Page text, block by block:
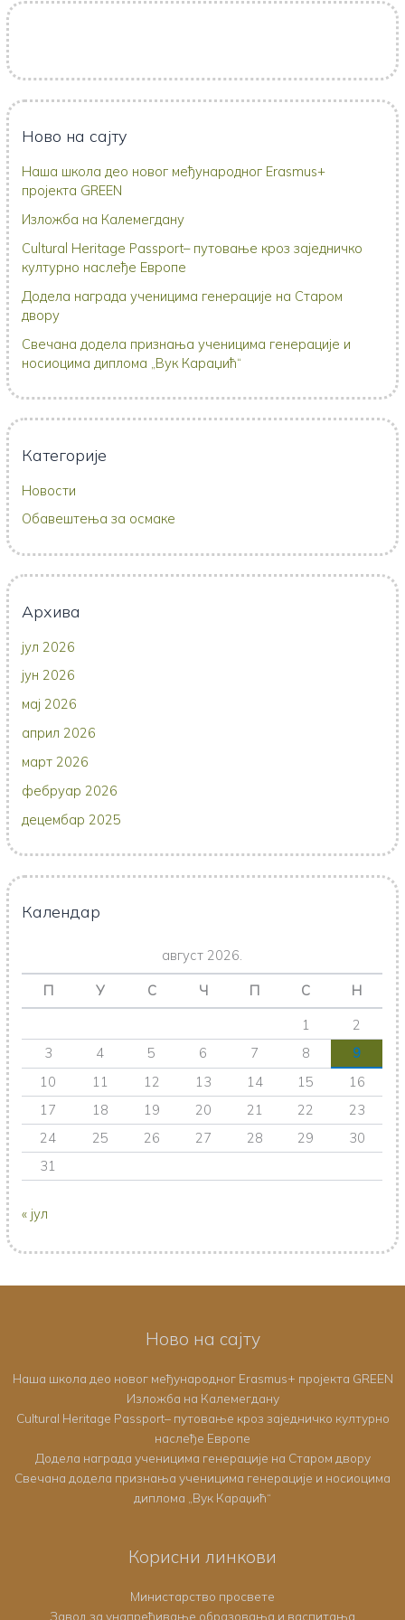
Ново на сајту
Наша школа део новог међународног Erasmus+
пројекта GREEN
Изложба на Калемегдану
Cultural Heritage Passport– путовање кроз заједничко
културно наслеђе Европе
Додела награда ученицима генерације на Старом
двору
Свечана додела признања ученицима генерације и
носиоцима диплома „Вук Караџић“
Категорије
Новости
Обавештења за осмаке
Архива
јул 2026
јун 2026
мај 2026
април 2026
март 2026
фебруар 2026
децембар 2025
Календар
август 2026.
П У С Ч П С
Н
1
2
3
4 5 6 7 8
9
10
11 12 13 14 15
16
17
18 19 20 21 22
23
24
25 26 27 28 29
30
31
« јул
Ново на сајту
Наша школа део новог међународног Erasmus+ пројекта GREEN
Изложба на Калемегдану
Cultural Heritage Passport– путовање кроз заједничко културно
наслеђе Европе
Додела награда ученицима генерације на Старом двору
Свечана додела признања ученицима генерације и носиоцима
диплома „Вук Караџић“
Корисни линкови
Министарство просвете
Завод за унапређивање образовања и васпитања